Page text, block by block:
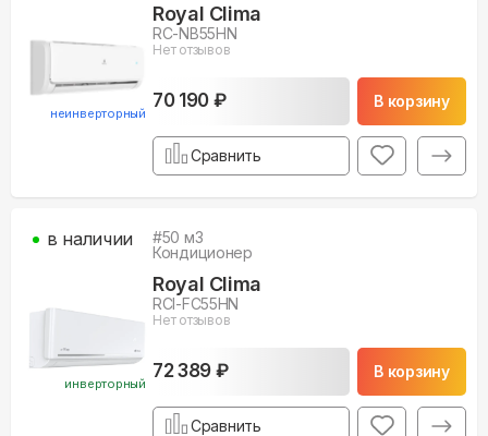
неинверторный
Royal Clima
RC-NB55HN
Нет отзывов
70 190 ₽ В корзину
Сравнить
инверторный
#50 м3
Кондиционер
Royal Clima
RCI-FC55HN
Нет отзывов
72 389 ₽ В корзину
в наличии
Сравнить